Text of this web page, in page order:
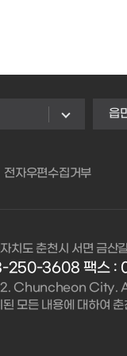
읍
전자우편수집거부
치도 춘천시 서면 금산
250-3608 팩스
Chuncheon City.
모든 내용에 대하여